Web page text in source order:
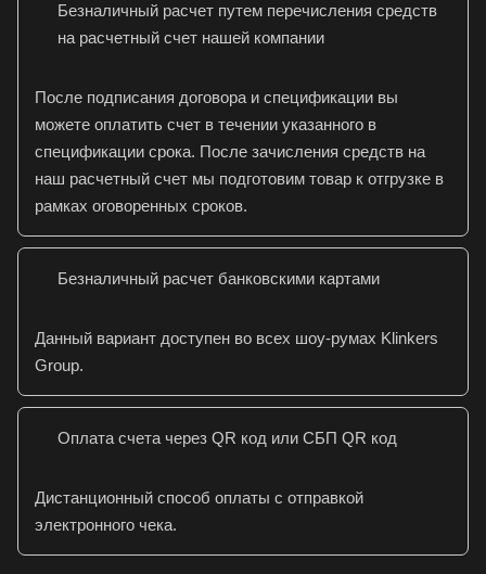
Безналичный расчет путем перечисления средств
на расчетный счет нашей компании
После подписания договора и спецификации вы
можете оплатить счет в течении указанного в
спецификации срока. После зачисления средств на
наш расчетный счет мы подготовим товар к отгрузке в
рамках оговоренных сроков.
Безналичный расчет банковскими картами
Данный вариант доступен во всех шоу-румах Klinkers
Group.
Оплата счета через QR код или СБП QR код
Дистанционный способ оплаты с отправкой
электронного чека.